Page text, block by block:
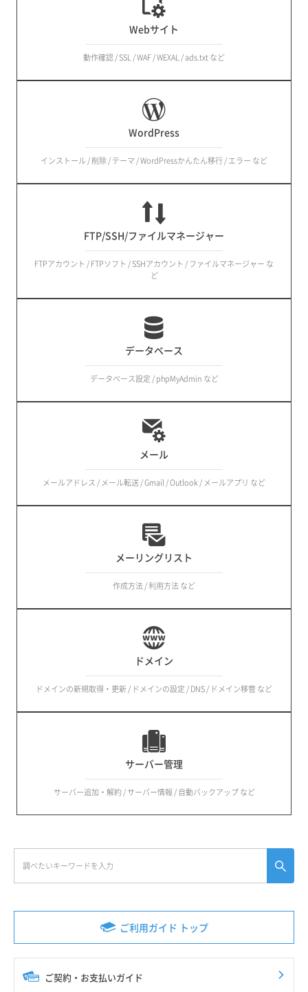
ご利用ガイド トップ
ご契約・お支払いガイド
Webサイト
動作確認 / SSL / WAF / WEXAL / ads.txt など
WordPress
インストール / 削除 / テーマ / WordPressかんたん移行 / エラー など
FTP/SSH/ファイルマネージャー
FTPアカウント / FTPソフト / SSHアカウント / ファイルマネージャー な
ど
データベース
データベース設定 / phpMyAdmin など
メール
メールアドレス / メール転送 / Gmail / Outlook / メールアプリ など
メーリングリスト
作成方法 / 利用方法 など
ドメイン
ドメインの新規取得・更新 / ドメインの設定 / DNS / ドメイン移管 など
サーバー管理
サーバー追加・解約 / サーバー情報 / 自動バックアップ など